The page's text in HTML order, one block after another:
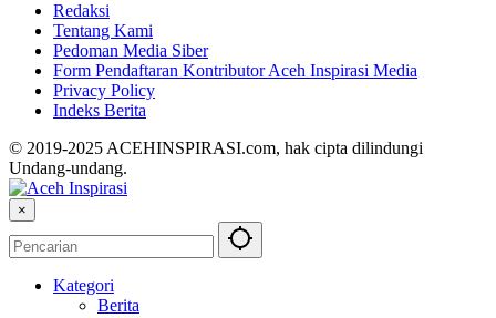
Redaksi
Tentang Kami
Pedoman Media Siber
Form Pendaftaran Kontributor Aceh Inspirasi Media
Privacy Policy
Indeks Berita
© 2019-2025 ACEHINSPIRASI.com, hak cipta dilindungi
Undang-undang.
×
Kategori
Berita